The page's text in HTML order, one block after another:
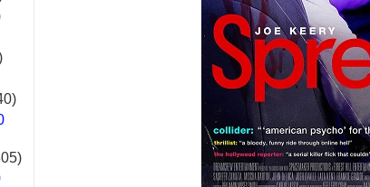
Song Lyrics - රැස් බලන් ගීතයේ පද පෙළ
Song Lyrics - හොද සිහියෙන් ගීතයේ පද පෙළ
Lyrics - අවංකෙන් ගීතයේ පද පෙළ
Lyrics - පෑ සිනා ගීතයේ පද පෙළ
Song Lyrics - පෙම්වන්තියේ ගීතයේ පද පෙළ